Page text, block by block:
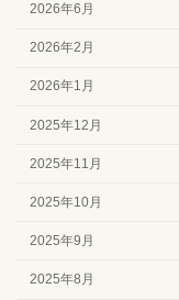
2026年6月
2026年2月
2026年1月
2025年12月
2025年11月
2025年10月
2025年9月
2025年8月